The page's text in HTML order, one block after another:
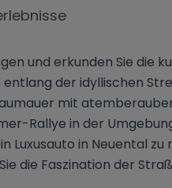
und erkunden Sie die
entlang der idyllischen
mit
Rallye in der
Luxusauto in Neuental zu
die Faszination der